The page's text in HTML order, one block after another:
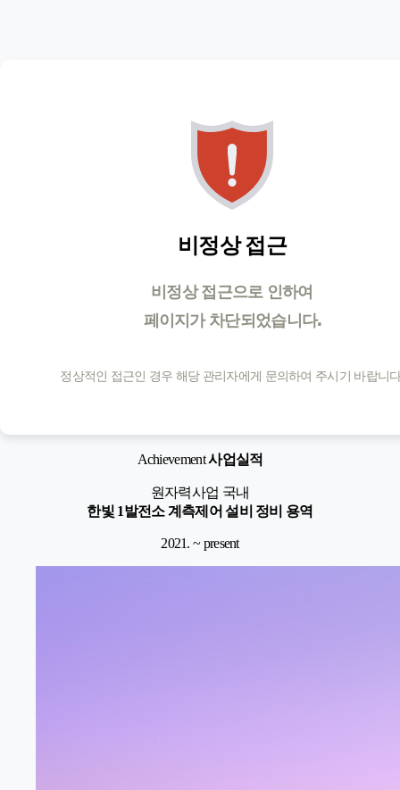
비정상 접근
비정상 접근으로 인하여
페이지가 차단되었습니다.
정상적인 접근인 경우 해당 관리자에게 문의하여 주시기 바랍니
Achievement사업실적
원자력사업 국내
한빛 1발전소 계측제어 설비 정비 용역
2021. ~ present